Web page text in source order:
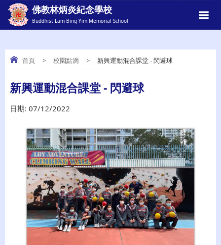
佛教林炳炎紀念學校
Buddhist Lam Bing Yim Memorial School
新興運動混合課堂 - 閃避球
首頁 > 校園點滴 > 新興運動混合課堂 - 閃避球
新興運動混合課堂 - 閃避球
日期: 07/12/2022